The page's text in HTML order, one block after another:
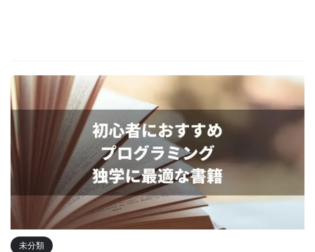
未分類